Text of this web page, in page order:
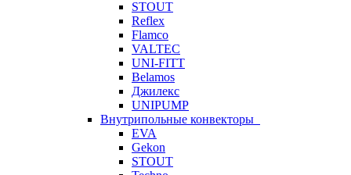
STOUT
Reflex
Flamco
VALTEC
UNI-FITT
Belamos
Джилекс
UNIPUMP
Внутрипольные конвекторы
EVA
Gekon
STOUT